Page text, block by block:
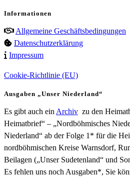
Informationen
Allgemeine Geschäftsbedingungen
Datenschutzerklärung
Impressum
Cookie-Richtlinie (EU)
Ausgaben „Unser Niederland“
Es gibt auch ein Archiv zu den
Heimatbrief“ – „Nordböhmisches
Niederland“ ab der Folge 1* für die
nordböhmischen Kreise Warnsdorf,
Beilagen („Unser Sudetenland“ und
Es fehlen uns noch Ausgaben*, Sie